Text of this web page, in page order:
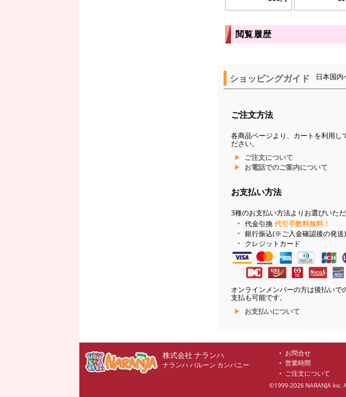
閲覧履歴
ショッピングガイド 日本国
ご注文方法
各商品ページより、カートを利用し
ださい。
ご注文について
お電話でのご案内について
お支払い方法
3種のお支払い方法よりお選びいただ
代金引換 代引手数料無料！
銀行振込(※ご入金確認後の発送)
クレジットカード
オンラインメンバーの方は後払いで
支払も可能です。
お支払いについて
株式会社 ナランハ
ナランハ バルーン カンパニー
お問合せ
営業時間
ご注文について
©1999-2026 NARANJA Inc.